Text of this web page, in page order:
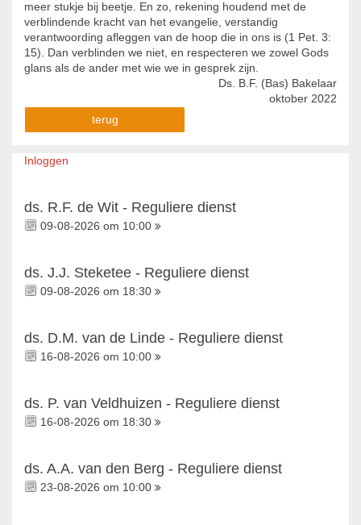
meer stukje bij beetje. En zo, rekening houdend met de
verblindende kracht van het evangelie, verstandig
verantwoording afleggen van de hoop die in ons is (1 Pet. 3:
15). Dan verblinden we niet, en respecteren we zowel Gods
glans als de ander met wie we in gesprek zijn.
Ds. B.F. (Bas) Bakelaar
oktober 2022
terug
Inloggen
ds. R.F. de Wit - Reguliere dienst
09-08-2026 om 10:00
ds. J.J. Steketee - Reguliere dienst
09-08-2026 om 18:30
ds. D.M. van de Linde - Reguliere dienst
16-08-2026 om 10:00
ds. P. van Veldhuizen - Reguliere dienst
16-08-2026 om 18:30
ds. A.A. van den Berg - Reguliere dienst
23-08-2026 om 10:00